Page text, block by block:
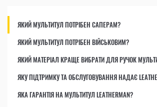
ЯКИЙ МУЛЬТИТУЛ ПОТРІБЕН САПЕРАМ?
ЯКИЙ МУЛЬТИТУЛ ПОТРІБЕН ВІЙСЬКОВИМ?
ЯКИЙ МАТЕРІАЛ КРАЩЕ ВИБРАТИ ДЛЯ РУЧОК
ЯКУ ПІДТРИМКУ ТА ОБСЛУГОВУВАННЯ НАДАЄ
ЯКА ГАРАНТІЯ НА МУЛЬТИТУЛ LEATHERMAN?